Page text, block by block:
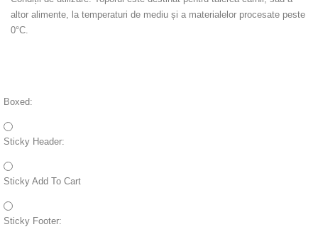
altor alimente, la temperaturi de mediu și a materialelor procesate peste
0°C.
Boxed:
Sticky Header:
Sticky Add To Cart
Sticky Footer: